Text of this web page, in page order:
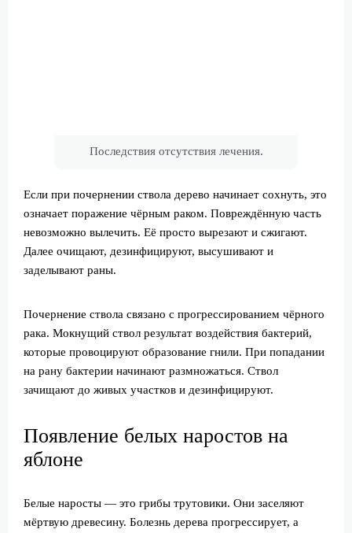
Последствия отсутствия лечения.
Если при почернении ствола дерево начинает сохнуть, это
означает поражение чёрным раком. Повреждённую часть
невозможно вылечить. Её просто вырезают и сжигают.
Далее очищают, дезинфицируют, высушивают и
заделывают раны.
Почернение ствола связано с прогрессированием чёрного
рака. Мокнущий ствол результат воздействия бактерий,
которые провоцируют образование гнили. При попадании
на рану бактерии начинают размножаться. Ствол
зачищают до живых участков и дезинфицируют.
Появление белых наростов на
яблоне
Белые наросты — это грибы трутовики. Они заселяют
мёртвую древесину. Болезнь дерева прогрессирует, а